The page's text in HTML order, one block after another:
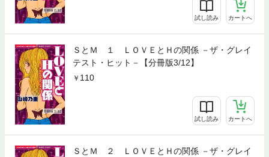
試し読み カートへ
ＳとＭ １ ＬＯＶＥとＨの関係 －ザ・グレイ
テスト・ヒット－【分冊版3/12】
110
試し読み カートへ
ＳとＭ ２ ＬＯＶＥとＨの関係 －ザ・グレイ